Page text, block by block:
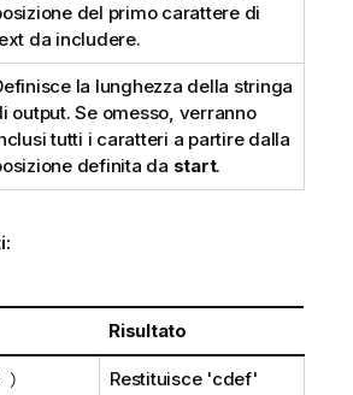
del primo carattere di
da includere.
la lunghezza della stringa
output. Se omesso, verranno
tutti i caratteri a partire dalla
definita da start.
Risultato
) Restituisce 'cdef'